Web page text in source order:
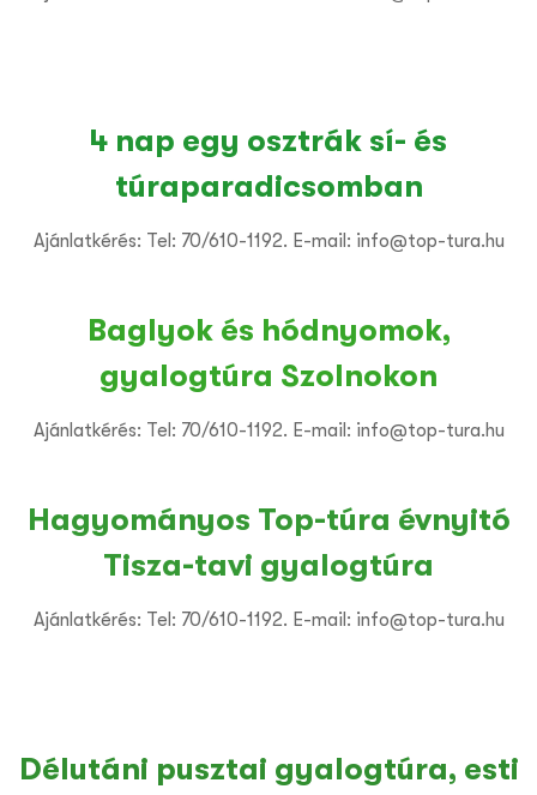
4 nap egy osztrák sí- és
túraparadicsomban
Ajánlatkérés: Tel: 70/610-1192. E-mail: info@top-tura.hu
Baglyok és hódnyomok,
gyalogtúra Szolnokon
Ajánlatkérés: Tel: 70/610-1192. E-mail: info@top-tura.hu
Hagyományos Top-túra évnyitó
Tisza-tavi gyalogtúra
Ajánlatkérés: Tel: 70/610-1192. E-mail: info@top-tura.hu
Délutáni pusztai gyalogtúra, esti